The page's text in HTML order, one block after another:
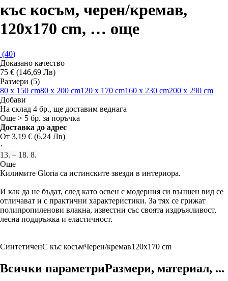
къс косъм, черен/кремав,
120x170 cm, … още
(40)
Доказано качество
75 € (146,69 Лв)
Размери (5)
80 x 150 cm80 x 200 cm120 x 170 cm160 x 230 cm200 x 290 cm
Добави
На склад 4 бр., ще доставим веднага
Още > 5 бр. за поръчка
Доставка до адрес
От 3,19 € (6,24 Лв)
·
13. – 18. 8.
Още
Килимите Gloria са истинските звезди в интериора.
И как да не бъдат, след като освен с модерния си външен вид се
отличават и с практични характеристики. За тях се грижат
полипропиленови влакна, известни със своята издръжливост,
лесна поддръжка и еластичност.
СинтетиченС къс косъмЧерен/кремав120x170 cm
Всички параметриРазмери, материал, ...